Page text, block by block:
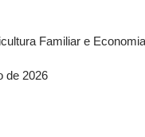
Familiar e
de 2026